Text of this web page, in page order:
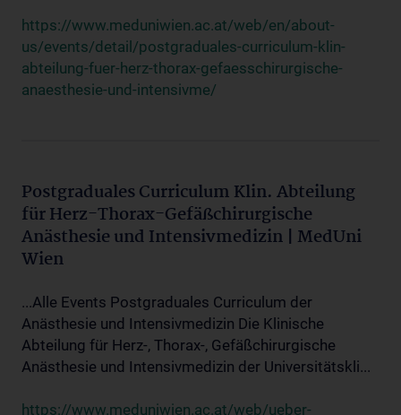
https://www.meduniwien.ac.at/web/en/about-
us/events/detail/postgraduales-curriculum-klin-
abteilung-fuer-herz-thorax-gefaesschirurgische-
anaesthesie-und-intensivme/
Postgraduales Curriculum Klin. Abteilung
für Herz-Thorax-Gefäßchirurgische
Anästhesie und Intensivmedizin | MedUni
Wien
...Alle Events Postgraduales Curriculum der
Anästhesie und Intensivmedizin Die Klinische
Abteilung für Herz-, Thorax-, Gefäßchirurgische
Anästhesie und Intensivmedizin der Universitätskli...
https://www.meduniwien.ac.at/web/ueber-